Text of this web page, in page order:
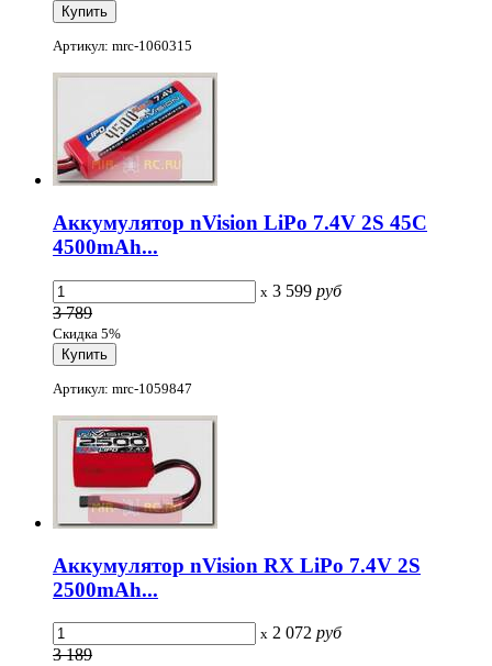
Артикул: mrc-1060315
Аккумулятор nVision LiPo 7.4V 2S 45C
4500mAh...
x 3 599 руб
3 789
Скидка 5%
Артикул: mrc-1059847
Аккумулятор nVision RX LiPo 7.4V 2S
2500mAh...
x 2 072 руб
3 189